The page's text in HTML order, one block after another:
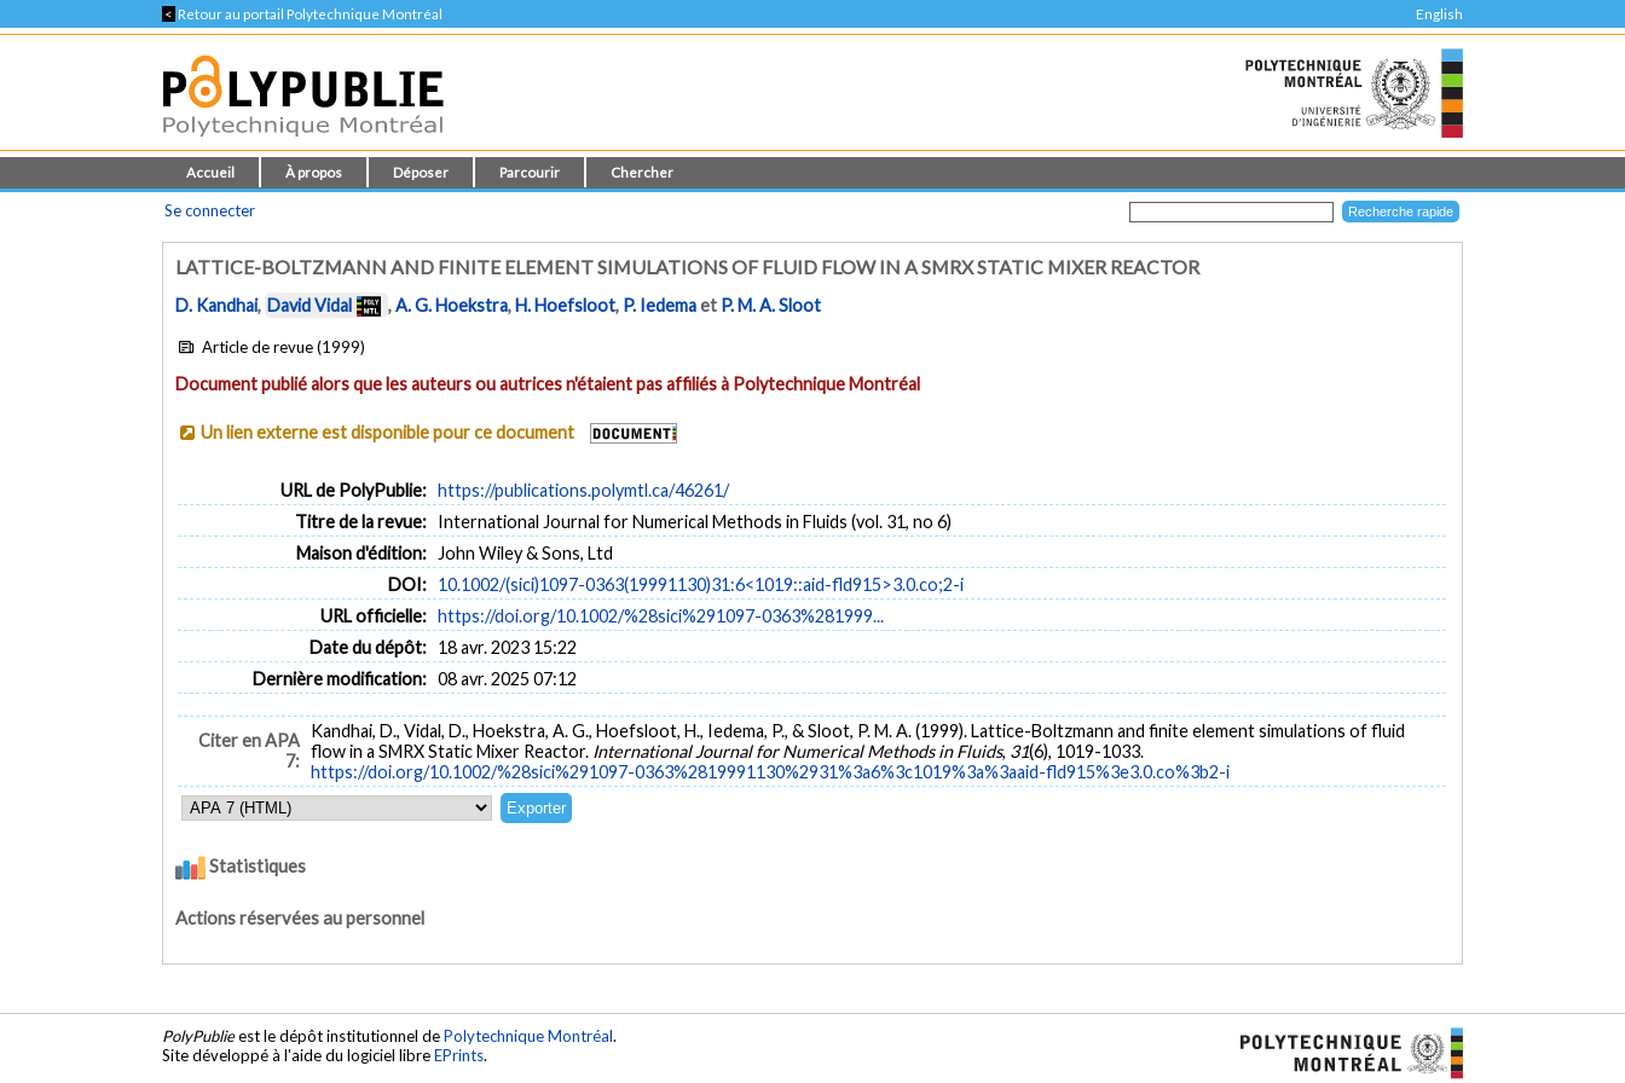
< Retour au portail Polytechnique Montréal English
Accueil À propos Déposer Parcourir Chercher
Se connecter
LATTICE-BOLTZMANN AND FINITE ELEMENT SIMULATIONS OF FLUID FLOW IN A SMRX STATIC MIXER REACTOR
D. Kandhai, David Vidal ,A. G. Hoekstra,H. Hoefsloot, P. Iedemaet P. M. A. Sloot
Article de revue (1999)
Document publié alors que les auteurs ou autrices n'étaient pas affiliés à Polytechnique Montréal
Un lien externe est disponible pour ce document
URL de PolyPublie: https://publications.polymtl.ca/46261/
Titre de la revue: International Journal for Numerical Methods in Fluids (vol. 31, no 6)
Maison d'édition:
John Wiley & Sons, Ltd
DOI: 10.1002/(sici)1097-0363(19991130)31:6<1019::aid-fld915>3.0.co;2-i
URL officielle: https://doi.org/10.1002/%28sici%291097-0363%281999...
Date du dépôt: 18 avr. 2023 15:22
Dernière modification: 08 avr. 2025 07:12
Citer en APA
7:
Kandhai, D., Vidal, D., Hoekstra, A. G., Hoefsloot, H., Iedema, P., & Sloot, P. M. A. (1999). Lattice-Boltzmann and finite element simulations of fluid
flow in a SMRX Static Mixer Reactor. International Journal for Numerical Methods in Fluids, 31(6), 1019-1033.
https://doi.org/10.1002/%28sici%291097-0363%2819991130%2931%3a6%3c1019%3a%3aaid-fld915%3e3.0.co%3b2-i
Statistiques
Actions réservées au personnel
PolyPublieest le dépôt institutionnel dePolytechnique Montréal.
Site développé à l'aide du logiciel libreEPrints.